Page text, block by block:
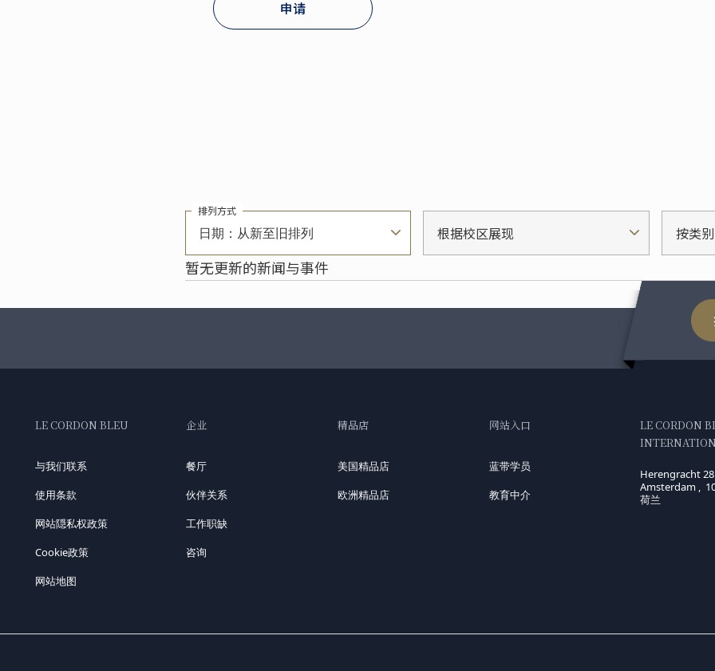
申请
日期：从新至旧排列
排列方式
根据校区展现 按类
暂无更新的新闻与事件
LE CORDON BLEU
与我们联系
使用条款
网站隠私权政策
Cookie政策
网站地图
企业
餐厅
伙伴关系
工作职缺
咨询
精品店
美国精品店
欧洲精品店
网站入口
蓝带学员
教育中介
LE CORDON
Herengracht 28
Amsterdam ,
荷兰